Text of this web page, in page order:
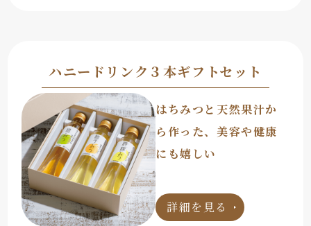
ハニードリンク３本ギフトセット
はちみつと天然果汁か
ら作った、美容や健康
にも嬉しい
詳細を見る